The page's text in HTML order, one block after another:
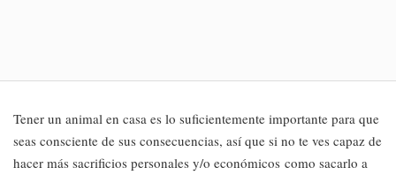
Tener un animal en casa es lo suficientemente importante para que
seas consciente de sus consecuencias, así que si no te ves capaz de
hacer más sacrificios personales y/o económicos como sacarlo a